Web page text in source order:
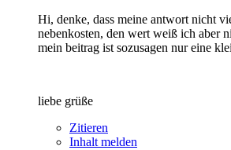
Hi, denke, dass meine antwort nicht
nebenkosten, den wert weiß ich aber
mein beitrag ist sozusagen nur eine
liebe grüße
Zitieren
Inhalt melden